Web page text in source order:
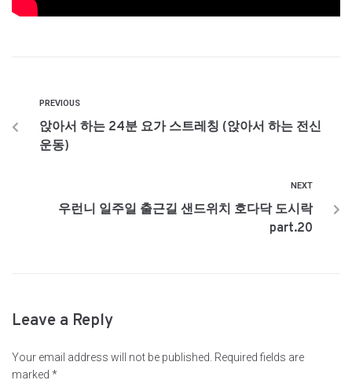
PREVIOUS
앉아서 하는 24분 요가 스트레칭 (앉아서 하는 전신
운동)
NEXT
우런니 일주일 출근길 샌드위치 호다닥 도시락
part.20
Leave a Reply
Your email address will not be published. Required fields are
marked *